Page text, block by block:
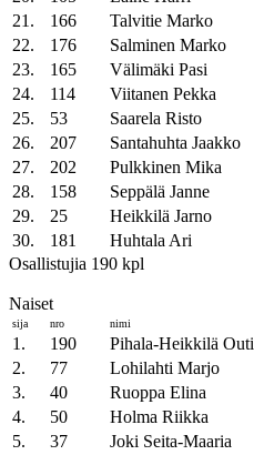
21.
166 Talvitie Marko
22.
176 Salminen Marko
23.
165 Välimäki Pasi
24.
114 Viitanen Pekka
25.
53 Saarela Risto
26.
207 Santahuhta Jaakko
27.
202 Pulkkinen Mika
28.
158 Seppälä Janne
29.
25 Heikkilä Jarno
30.
181 Huhtala Ari
Osallistujia 190 kpl
Naiset
sija nro nimi
1. 190 Pihala-Heikkilä Outi
2.
77 Lohilahti Marjo
3.
40 Ruoppa Elina
4.
50 Holma Riikka
5.
37 Joki Seita-Maaria